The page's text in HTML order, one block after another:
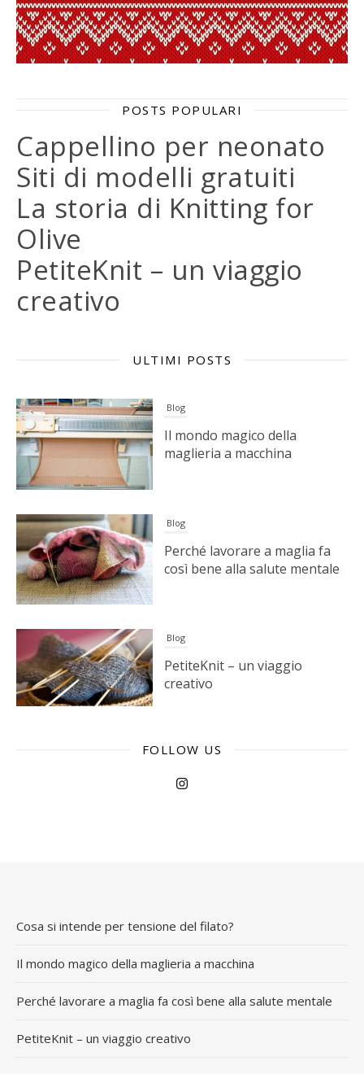
POSTS POPULARI
Cappellino per neonato
Siti di modelli gratuiti
La storia di Knitting for
Olive
PetiteKnit – un viaggio
creativo
ULTIMI POSTS
Il mondo magico della
maglieria a macchina
Perché lavorare a maglia fa
così bene alla salute mentale
Blog
PetiteKnit – un viaggio
creativo
Blog
La storia di Knitting for Olive
FOLLOW US
Cosa si intende per tensione del filato?
Il mondo magico della maglieria a macchina
Perché lavorare a maglia fa così bene alla salute mentale
PetiteKnit – un viaggio creativo